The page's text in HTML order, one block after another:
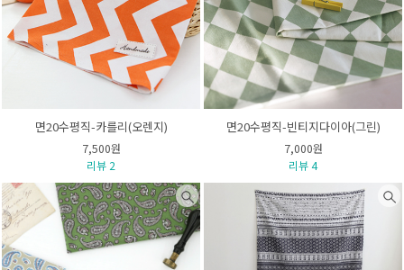
면20수평직-카를리(오렌지)
7,500원
리뷰 2
면20수평직-빈티지다이아(그린)
7,000원
리뷰 4